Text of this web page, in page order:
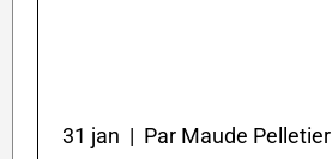
31 jan | Par Maude Pelletier